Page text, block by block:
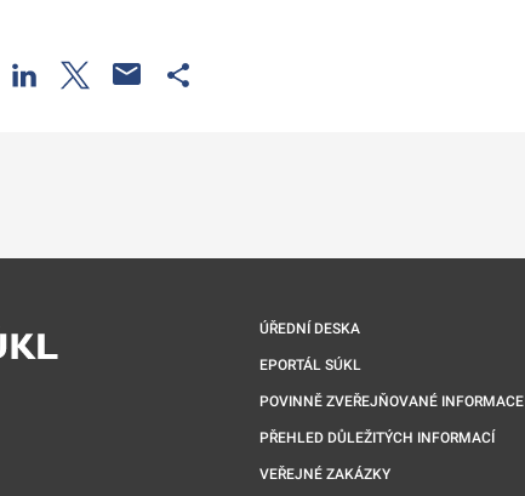
Odkaz se otevře na nové kartě
Odkaz se otevře na nové kartě
Odkaz se otevře na nové kartě
ÚŘEDNÍ DESKA
EPORTÁL SÚKL
POVINNĚ ZVEŘEJŇOVANÉ INFORMACE
PŘEHLED DŮLEŽITÝCH INFORMACÍ
VEŘEJNÉ ZAKÁZKY